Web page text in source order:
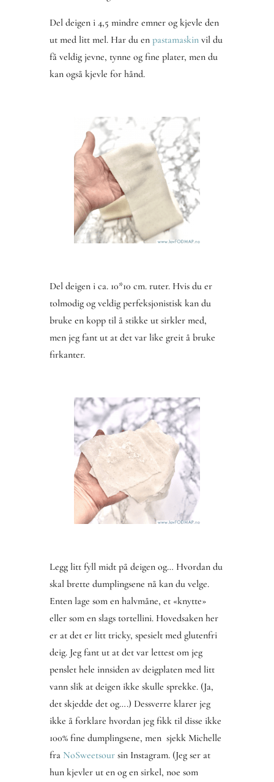
Del deigen i 4,5 mindre emner og kjevle den
ut med litt mel. Har du en pastamaskinvil du
få veldig jevne, tynne og fine plater, men du
kan også kjevle for hånd.
Del deigen i ca. 10*10 cm. ruter. Hvis du er
tolmodig og veldig perfeksjonistisk kan du
bruke en kopp til å stikke ut sirkler med,
men jeg fant ut at det var like greit å bruke
firkanter.
Legg litt fyll midt på deigen og… Hvordan du
skal brette dumplingsene nå kan du velge.
Enten lage som en halvmåne, et «knytte»
eller som en slags tortellini. Hovedsaken her
er at det er litt tricky, spesielt med glutenfri
deig. Jeg fant ut at det var lettest om jeg
penslet hele innsiden av deigplaten med litt
vann slik at deigen ikke skulle sprekke. (Ja,
det skjedde det og….) Dessverre klarer jeg
ikke å forklare hvordan jeg fikk til disse ikke
100% fine dumplingsene, men sjekk Michelle
fra NoSweetsoursin Instagram. (Jeg ser at
hun kjevler ut en og en sirkel, noe som